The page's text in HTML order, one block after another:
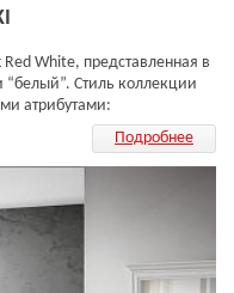
Red White, представленная в
“белый”. Стиль коллекции
атрибутами:
фурнитура,
вы сможетеобустроить
кабинет и прихожую.
Подробнее